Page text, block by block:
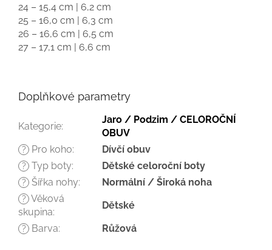
24 – 15,4 cm | 6,2 cm
25 – 16,0 cm | 6,3 cm
26 – 16,6 cm | 6,5 cm
27 – 17,1 cm | 6,6 cm
Doplňkové parametry
Kategorie:
Jaro / Podzim / CELOROČNÍ
OBUV
? Pro koho: Dívčí obuv
? Typ boty: Dětské celoroční boty
? Šířka nohy: Normální / Široká noha
? Věková
skupina:
Dětské
? Barva: Růžová